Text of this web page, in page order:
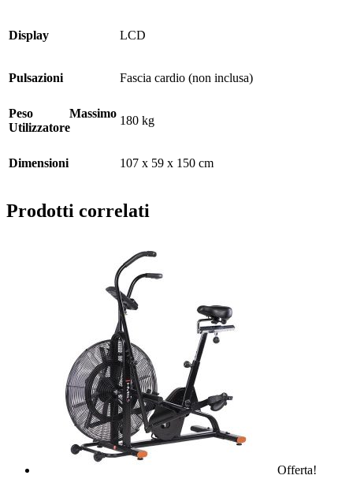
Display LCD
Pulsazioni Fascia cardio (non inclusa)
Peso Massimo
Utilizzatore
180 kg
Dimensioni 107 x 59 x 150 cm
Prodotti correlati
Offerta!